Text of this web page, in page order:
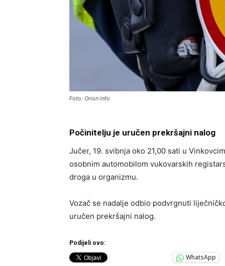
Foto: Orion info
Počinitelju je uručen prekršajni nalog
Jučer, 19. svibnja oko 21,00 sati u
osobnim automobilom vukovarskih
droga u organizmu.
Vozač se nadalje odbio podvrgnuti
uručen prekršajni nalog.
Podijeli ovo:
WhatsApp